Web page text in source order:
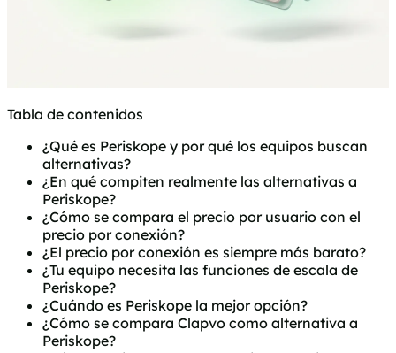
Tabla de contenidos
¿Qué es Periskope y por qué los equipos buscan
alternativas?
¿En qué compiten realmente las alternativas a
Periskope?
¿Cómo se compara el precio por usuario con el
precio por conexión?
¿El precio por conexión es siempre más barato?
¿Tu equipo necesita las funciones de escala de
Periskope?
¿Cuándo es Periskope la mejor opción?
¿Cómo se compara Clapvo como alternativa a
Periskope?